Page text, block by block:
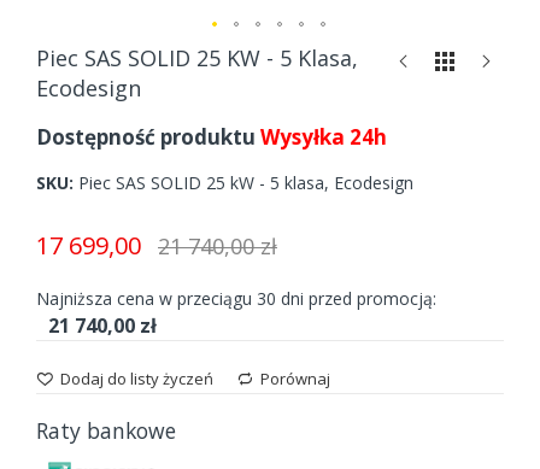
Skip
to
beginning
the
gallery
Piec SAS SOLID 25 KW - 5 Klasa,
Ecodesign
Dostępność produktu Wysyłka 24h
SKU Piec SAS SOLID 25 kW - 5 klasa, Ecodesign
17 699,00 21 740,00 zł
Najniższa cena w przeciągu 30 dni przed promocją:
21 740,00 zł
Dodaj do listy życzeń Porównaj
Raty bankowe